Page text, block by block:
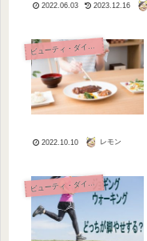
2022.06.03 2023.12.16
ビ
ューティ・ダイエット
2022.10.10 レモン
ビ
ューティ・ダイエット